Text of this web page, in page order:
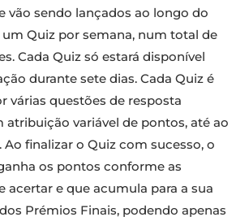
vão sendo lançados ao longo do
um Quiz por semana, num total de
Cada Quiz só estará disponível
durante sete dias. Cada Quiz é
várias questões de resposta
atribuição variável de pontos, até ao
Ao finalizar o Quiz com sucesso, o
os pontos conforme as
acertar e que acumula para a sua
Prémios Finais, podendo apenas